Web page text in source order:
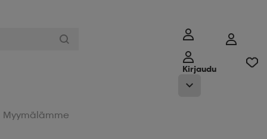
Kirjaudu
Myymälämme